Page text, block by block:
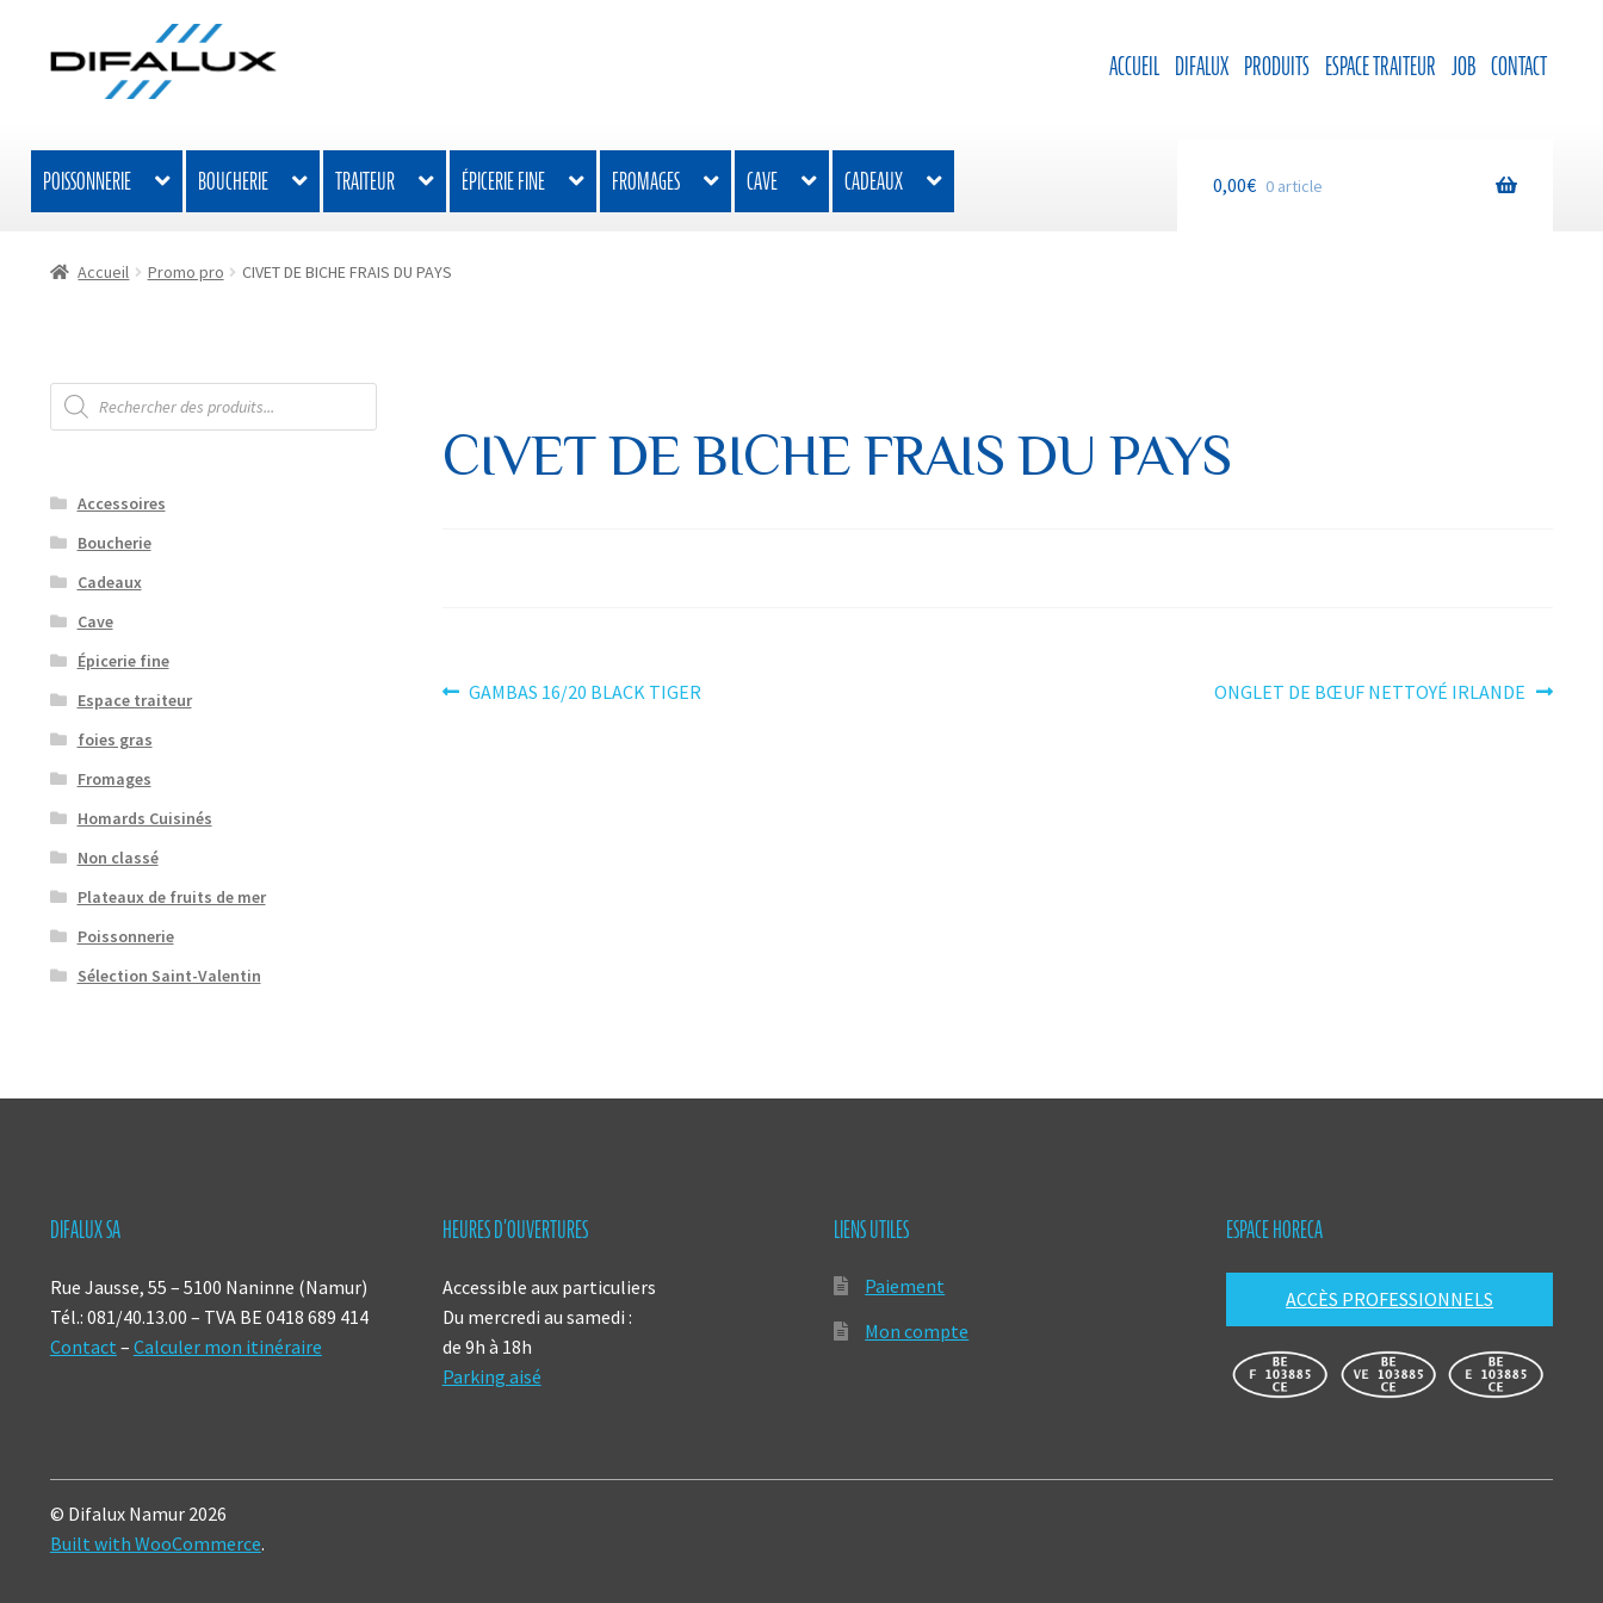
à
au
contenu
ACCUEIL DIFALUX PRODUITS ESPACE TRAITEUR JOB CONTACT
POISSONNERIE BOUCHERIE TRAITEUR ÉPICERIE FINE FROMAGES CAVE CADEAUX 0,00€ 0 article
Accueil Promo pro CIVET DE BICHE FRAIS DU PAYS
CIVET DE BICHE FRAIS DU PAYS
Navigation
Article
GAMBAS 16/20 BLACK TIGER
Article
ONGLET DE BŒUF NETTOYÉ IRLANDE
Recherche
de
produits
Accessoires
Boucherie
Cadeaux
Cave
Épicerie fine
Espace traiteur
foies gras
Fromages
Homards Cuisinés
Non classé
Plateaux de fruits de mer
Poissonnerie
Sélection Saint-Valentin
DIFALUX SA
Rue Jausse, 55 – 5100 Naninne (Namur)
Tél.: 081/40.13.00 – TVA BE 0418 689 414
Contact – Calculer mon itinéraire
HEURES D’OUVERTURES
Accessible aux particuliers
Du mercredi au samedi :
de 9h à 18h
Parking aisé
LIENS UTILES
Paiement
Mon compte
ESPACE HORECA
ACCÈS PROFESSIONNELS
© Difalux Namur 2026
Built with WooCommerce.